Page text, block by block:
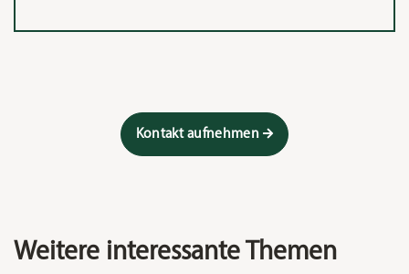
Kontakt aufnehmen
Weitere interessante Themen